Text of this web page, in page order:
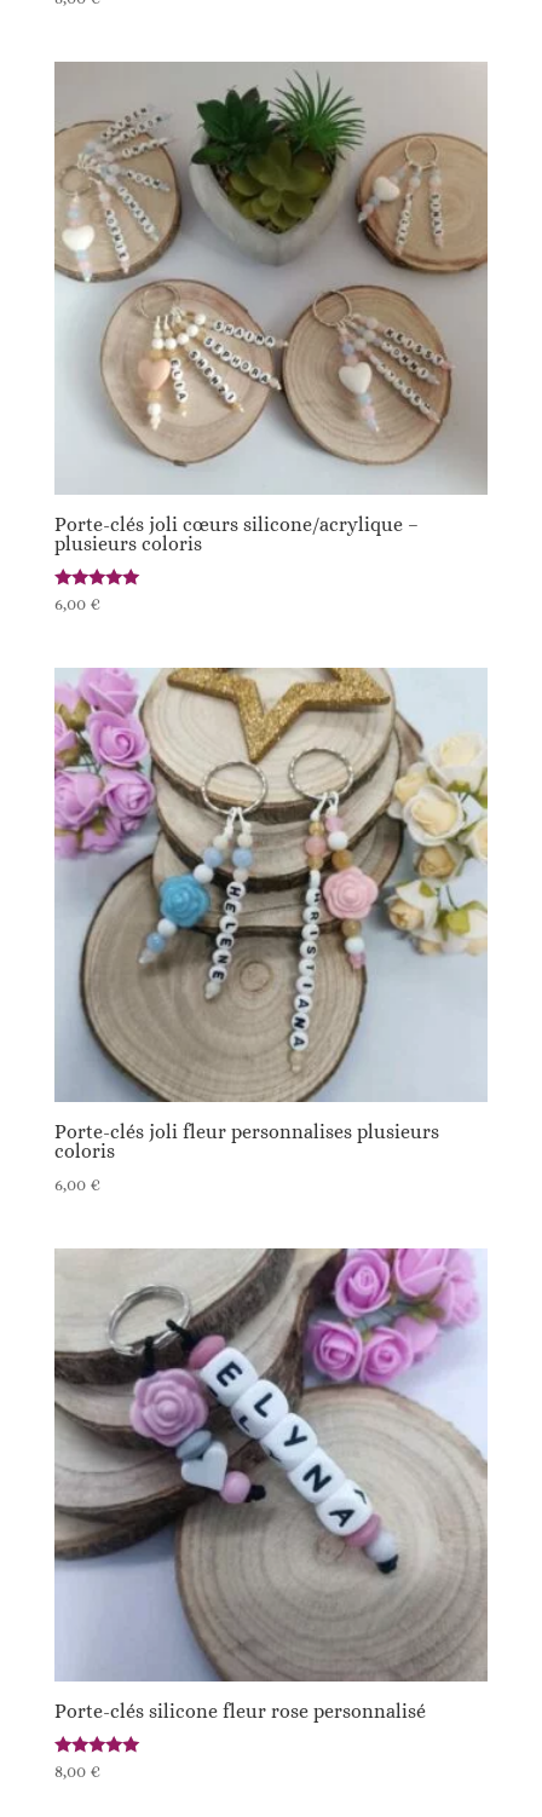
Porte-clés joli cœurs silicone/acrylique –
plusieurs coloris
Note
5.00
6,00 €
Porte-clés joli fleur personnalises plusieurs
coloris
6,00 €
Porte-clés silicone fleur rose personnalisé
Note
5.00
8,00 €